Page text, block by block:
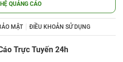
QUẢNG CÁO
MẬT ĐIỀU KHOẢN SỬ DỤNG
Trực Tuyến 24h